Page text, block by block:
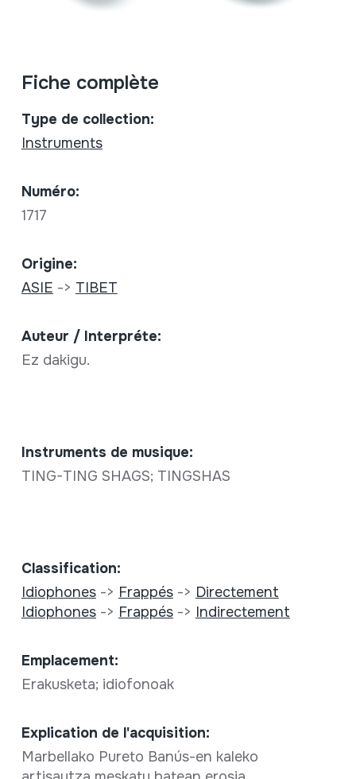
Fiche complète
Type de collection:
Instruments
Numéro:
1717
Origine:
ASIE -> TIBET
Auteur / Interpréte:
Ez dakigu.
Instruments de musique:
TING-TING SHAGS; TINGSHAS
Classification:
Idiophones-> Frappés-> Directement
Idiophones-> Frappés-> Indirectement
Emplacement:
Erakusketa; idiofonoak
Explication de l'acquisition:
Marbellako Pureto Banús-en kaleko